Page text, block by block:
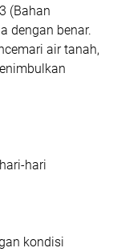
(Bahan
dengan benar.
air tanah,
hari
kondisi